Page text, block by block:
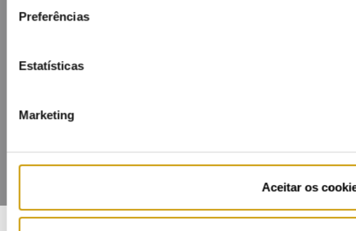
Preferências
Estatísticas
Marketing
Aceitar os
Lista de divulgação